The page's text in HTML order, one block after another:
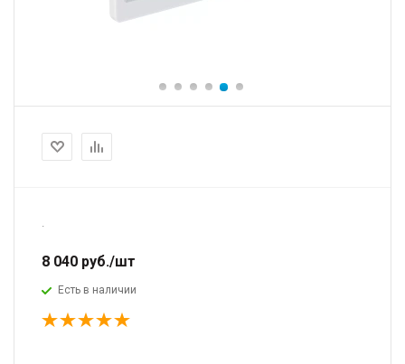
.
8 040 руб./шт
Есть в наличии